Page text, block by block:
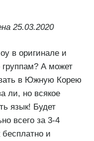
25.03.2020
в оригинале и
А может
в Южную Корею
ли, но всякое
язык! Будет
всего за 3-4
и